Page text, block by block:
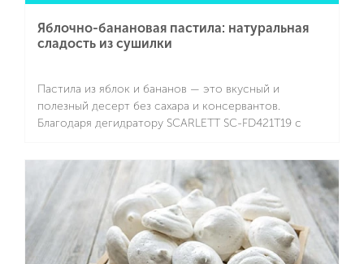
Яблочно-банановая пастила: натуральная
сладость из сушилки
Пастила из яблок и бананов — это вкусный и
полезный десерт без сахара и консервантов.
Благодаря дегидратору SCARLETT SC-FD421T19 с
поддонами фруктовая масса медленно высыхает,
сохраняя максимум аромата и натуральной
сладости. Это лакомство понравится детям и
взрослым, а готовить его можно круглый год.
Подробнее